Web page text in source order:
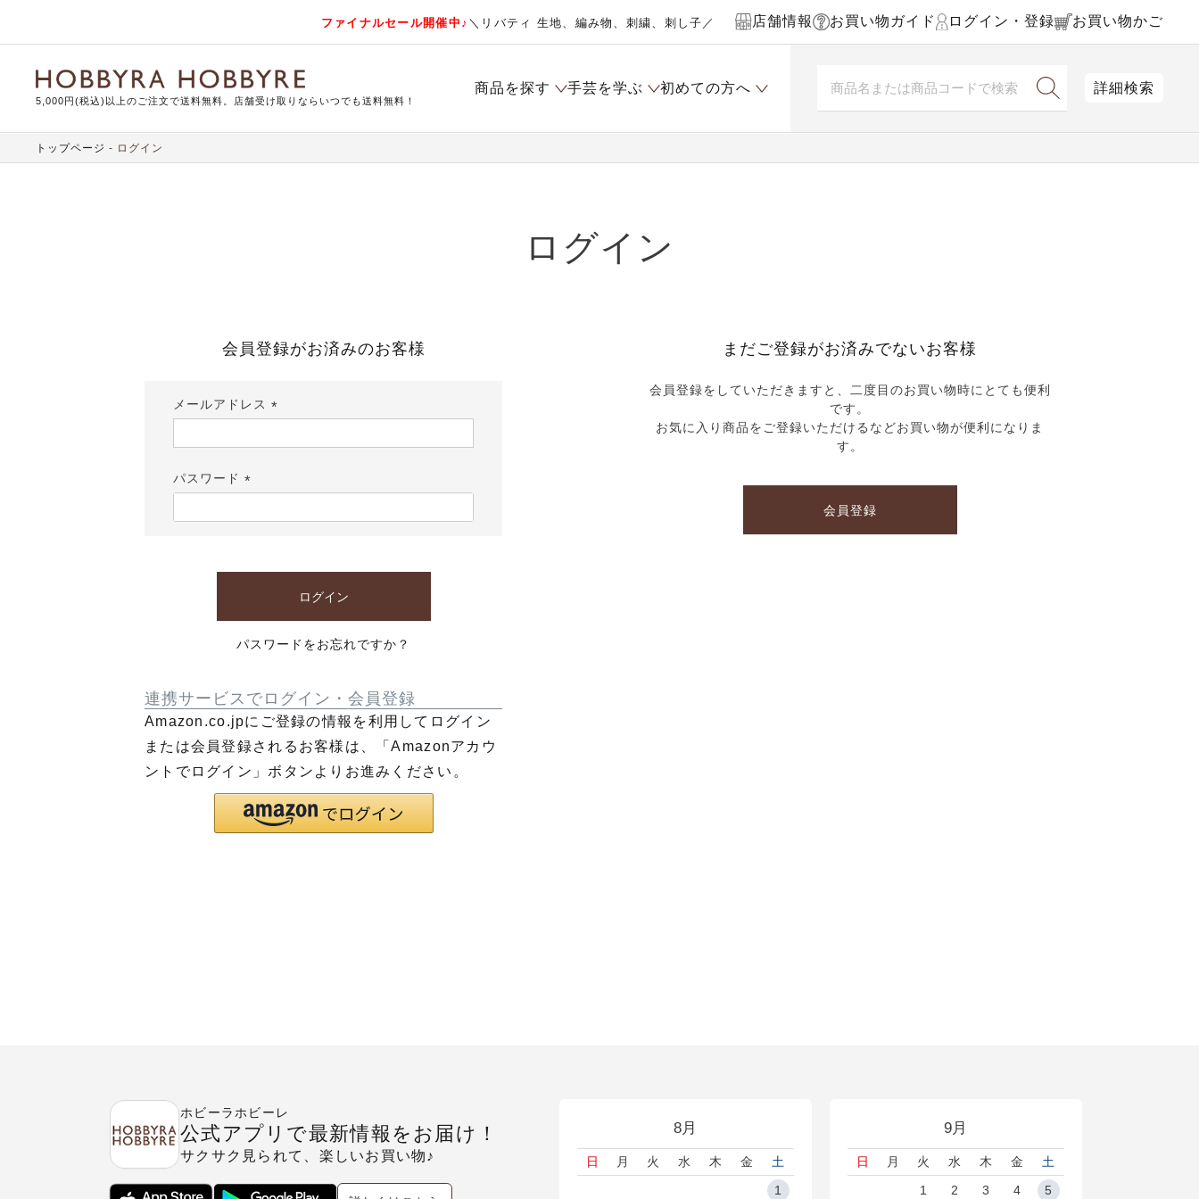
ファイナルセール開催中♪ ＼リバティ 生地、編み物、刺繍、刺し子／ 店舗情報 お買い物ガイド ログイン・登録 お買い物かご
5,000円(税込)以上のご注文で送料無料。店舗受け取りならいつでも送料無料！
商品を探す 手芸を学ぶ 初めての方へ 詳細検索
トップページ ログイン
ログイン
会員登録がお済みのお客様
メールアドレス
須)
パスワード
須)
ログイン
パスワードをお忘れですか？
連携サービスでログイン・会員登録
Amazon.co.jpにご登録の情報を利用してログイン
または会員登録されるお客様は、「Amazonアカウ
ントでログイン」ボタンよりお進みください。
まだご登録がお済みでないお客様
会員登録をしていただきますと、二度目のお買い物時にとても便利
です。
お気に入り商品をご登録いただけるなどお買い物が便利になりま
す。
会員登録
8月
日 月 火 水 木 金
土
1
9月
日 月 火 水 木 金
土
1
2 3 4 5
ホビーラホビーレ
公式アプリで最新情報をお届け！
サクサク見られて、楽しいお買い物♪